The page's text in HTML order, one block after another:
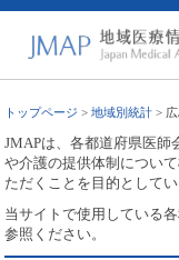
トップページ >地域別統計 >
JMAPは、各都道府県医師
や介護の提供体制につい
ただくことを目的としてい
当サイトで使用している
参照ください。